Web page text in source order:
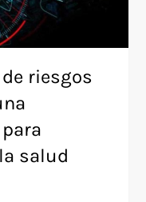
riesgos
salud